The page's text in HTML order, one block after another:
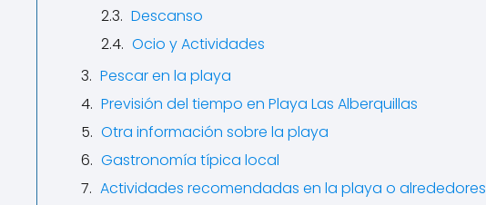
Descanso
Ocio y Actividades
Pescar en la playa
Previsión del tiempo en Playa Las Alberquillas
Otra información sobre la playa
Gastronomía típica local
Actividades recomendadas en la playa o alrededores